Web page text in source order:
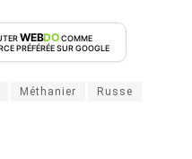
WEBDOCOMME
PRÉFÉRÉE SUR GOOGLE
Méthanier Russe